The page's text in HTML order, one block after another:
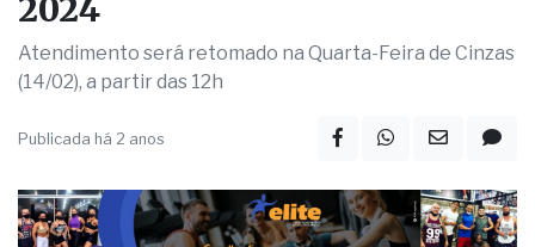
2024
Atendimento será retomado na Quarta-Feira de Cinzas
(14/02), a partir das 12h
Publicada há 2 anos